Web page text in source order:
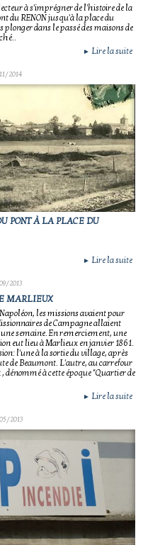
à s'imprégner de l'histoire de la
du RENON jusqu'à la place du
dans le passé des maisons de
► Lire la suite
2014
PONT À LA PLACE DU
► Lire la suite
2013
MARLIEUX
les missions avaient pour
de Campagne allaient
semaine. En remerciement, une
eut lieu à Marlieux en janvier 1861.
l'une à la sortie du village, après
de Beaumont. L'autre, au carrefour
dénommé à cette époque "Quartier de
► Lire la suite
2013